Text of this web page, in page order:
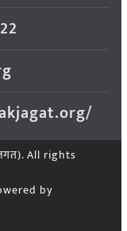
. All rights
by